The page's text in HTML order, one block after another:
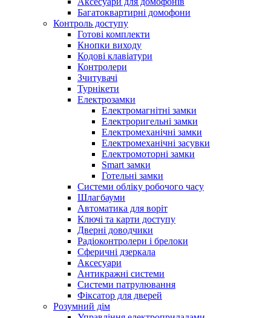
Багатоквартирні домофони
Контроль доступу
Готові комплекти
Кнопки виходу
Кодові клавіатури
Контролери
Зчитувачі
Турнікети
Електрозамки
Електромагнітні замки
Електроригельні замки
Електромеханічні замки
Електромеханічні засувки
Електромоторні замки
Smart замки
Готельні замки
Системи обліку робочого часу
Шлагбауми
Автоматика для воріт
Ключі та карти доступу
Дверні доводчики
Радіоконтролери і брелоки
Сферичні дзеркала
Аксесуари
Антикражні системи
Системи патрулювання
Фіксатор для дверей
Розумний дім